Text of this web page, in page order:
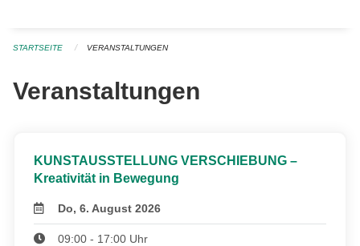
STARTSEITE VERANSTALTUNGEN
Veranstaltungen
KUNSTAUSSTELLUNG VERSCHIEBUNG –
Kreativität in Bewegung
Do, 6. August 2026
09:00 - 17:00 Uhr